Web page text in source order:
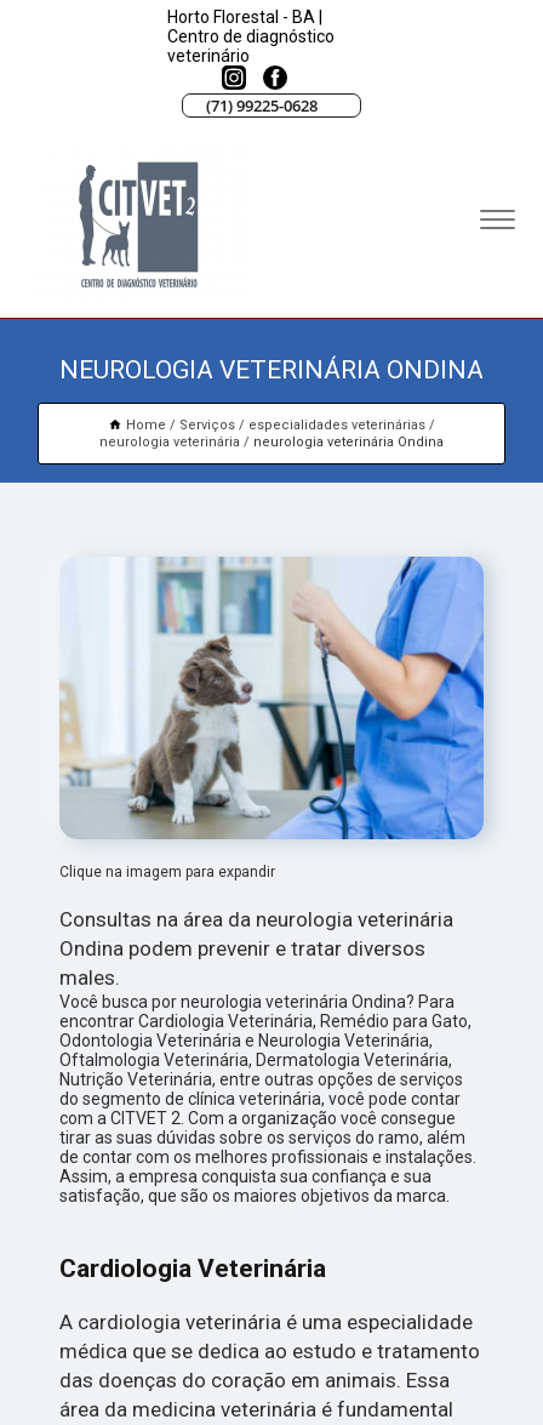
Horto Florestal - BA |
Centro de diagnóstico
veterinário
(71) 99225-0628
NEUROLOGIA VETERINÁRIA ONDINA
Home Serviços
especialidades veterinárias
neurologia veterinária
neurologia veterinária Ondina
Clique na imagem para expandir
Consultas na área da neurologia veterinária
Ondina podem prevenir e tratar diversos
males.
Você busca por neurologia veterinária Ondina? Para
encontrar Cardiologia Veterinária, Remédio para Gato,
Odontologia Veterinária e Neurologia Veterinária,
Oftalmologia Veterinária, Dermatologia Veterinária,
Nutrição Veterinária, entre outras opções de serviços
do segmento de clínica veterinária, você pode contar
com a CITVET 2. Com a organização você consegue
tirar as suas dúvidas sobre os serviços do ramo, além
de contar com os melhores profissionais e instalações.
Assim, a empresa conquista sua confiança e sua
satisfação, que são os maiores objetivos da marca.
Cardiologia Veterinária
A cardiologia veterinária é uma especialidade
médica que se dedica ao estudo e tratamento
das doenças do coração em animais. Essa
área da medicina veterinária é fundamental